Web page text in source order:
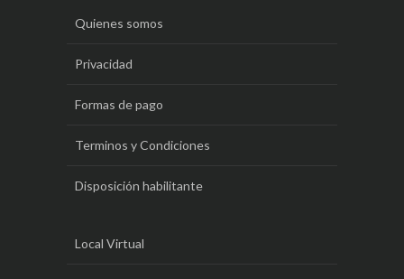
Quienes somos
Privacidad
Formas de pago
Terminos y Condiciones
Disposición habilitante
Local Virtual